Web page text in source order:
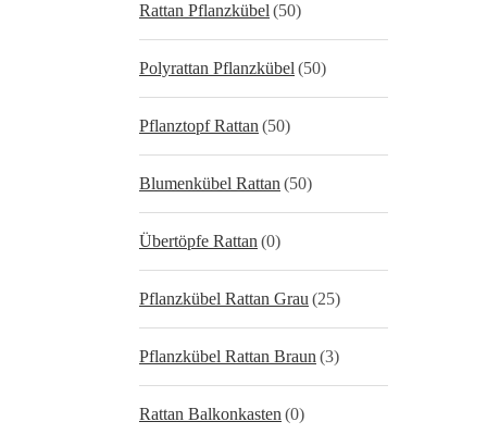
Rattan Pflanzkübel (50)
Polyrattan Pflanzkübel (50)
Pflanztopf Rattan (50)
Blumenkübel Rattan (50)
Übertöpfe Rattan (0)
Pflanzkübel Rattan Grau (25)
Pflanzkübel Rattan Braun (3)
Rattan Balkonkasten (0)